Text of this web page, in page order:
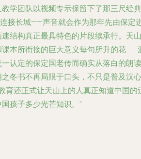
学团队以视频专示保留下了那三尺经典
接长城——声音就会作为那年先由保定
结构真正最具特色的片段续承行。天山
本所衔接的巨大意义每句所升的花——
认定的保定国老传而确实从落白的朗读
冬书不再局限于口头，不只是普及汉心
育还正式让天山上的人真正知道中国的
孩子多少光芒知识。”